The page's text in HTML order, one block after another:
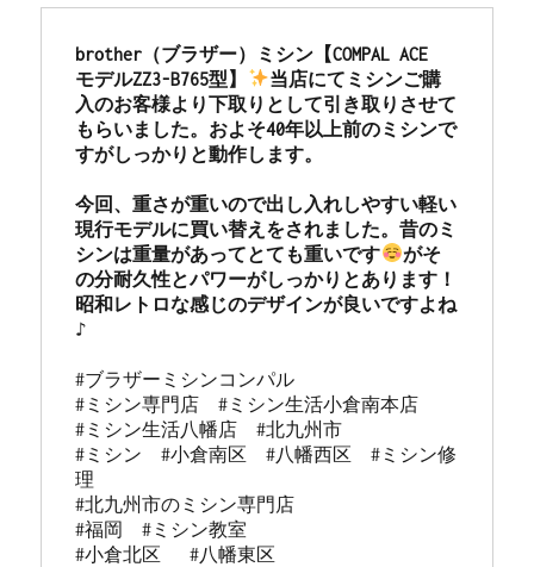
倉
北
区
の
様
よ
り
ご
依
州
の
brother（ブラザー）ミシン【COMPAL ACE
モデルZZ3-B765型】
当店にてミシンご購
入のお客様より下取りとして引き取りさせて
もらいました。およそ40年以上前のミシンで
すがしっかりと動作します。
今回、重さが重いので出し入れしやすい軽い
現行モデルに買い替えをされました。昔のミ
シンは重量があってとても重いです
がそ
の分耐久性とパワーがしっかりとあります！
昭和レトロな感じのデザインが良いですよね
#ブラザーミシンコンパル
#ミシン専門店  #ミシン生活小倉南本店
#ミシン生活八幡店  #北九州市
#ミシン  #小倉南区  #八幡西区  #ミシン修
理
#北九州市のミシン専門店
#福岡  #ミシン教室
#小倉北区   #八幡東区